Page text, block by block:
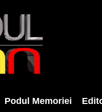
Podul Memoriei